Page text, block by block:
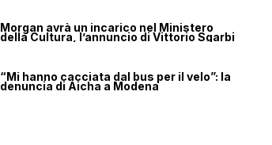
Morgan avrà un incarico nel Ministero
della Cultura, l’annuncio di Vittorio Sgarbi
“Mi hanno cacciata dal bus per il velo”: la
denuncia di Aicha a Modena